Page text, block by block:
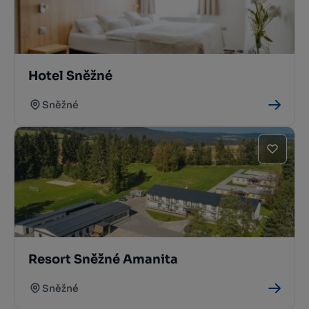
Hotel Sněžné
Sněžné
Resort Sněžné Amanita
Sněžné